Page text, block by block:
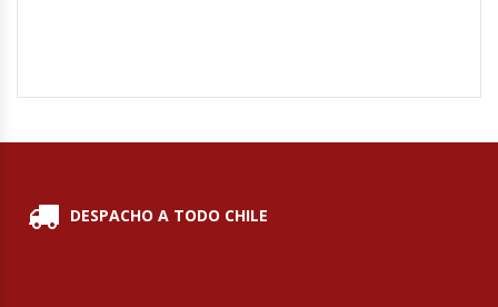
Moledoras De Carne
Mural De Lácteos
DESPACHO A TODO CHILE